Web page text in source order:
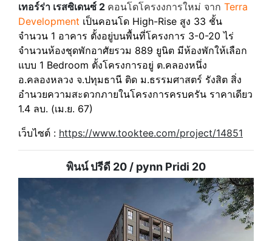
เทอร์ร่า เรสซิเดนซ์ 2 คอนโดโครงงการใหม่ จาก Terra
Development เป็นคอนโด High-Rise สูง 33 ชั้น
จำนวน 1 อาคาร ตั้งอยู่บนพื้นที่โครงการ 3-0-20 ไร่
จำนวนห้องชุดพักอาศัยรวม 889 ยูนิต มีห้องพักให้เลือก
แบบ 1 Bedroom ตั้งโครงการอยู่ ต.คลองหนึ่ง
อ.คลองหลวง จ.ปทุมธานี ติด ม.ธรรมศาสตร์ รังสิต สิ่ง
อำนวยความสะดวกภายในโครงการครบครัน ราคาเดียว
1.4 ลบ. (เม.ย. 67)
เว็บไซต์ : https://www.tooktee.com/project/14851
พินน์ ปรีดี 20 / pynn Pridi 20